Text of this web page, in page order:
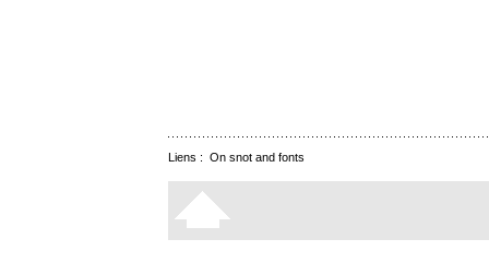
Liens : On snot and fonts